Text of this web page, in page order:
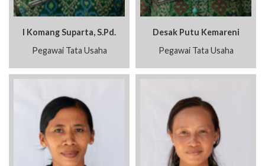
I Komang Suparta, S.Pd.
Pegawai Tata Usaha
Desak Putu Kemareni
Pegawai Tata Usaha